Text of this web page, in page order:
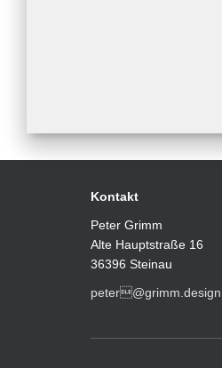
Kontakt
Peter Grimm
Alte Hauptstraße 16
36396 Steinau
peter@grimm.design